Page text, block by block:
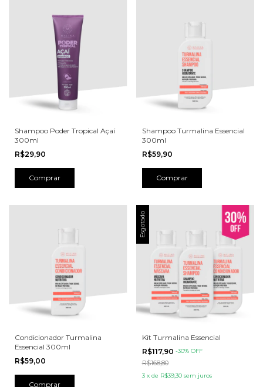
Shampoo Poder Tropical Açaí
300ml
R$29,90
Shampoo Turmalina Essencial
300ml
R$59,90
Condicionador Turmalina
Essencial 300ml
R$59,00
Esgotado
Kit Turmalina Essencial
R$117,90 -30% OFF
R$168,80
3 x de R$39,30 sem juros